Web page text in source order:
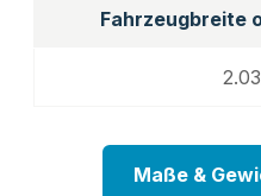
Fahrzeugbreite
Maße &